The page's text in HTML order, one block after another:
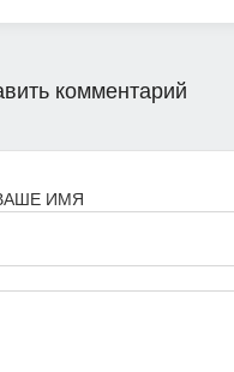
комментарий
ИМЯ